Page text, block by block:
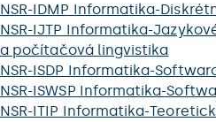
NSR-IDMP Informatika-
NSR-IJTP Informatika-
a počítačová lingvistika
NSR-ISDP Informatika-
NSR-ISWSP Informatika-
NSR-ITIP Informatika-